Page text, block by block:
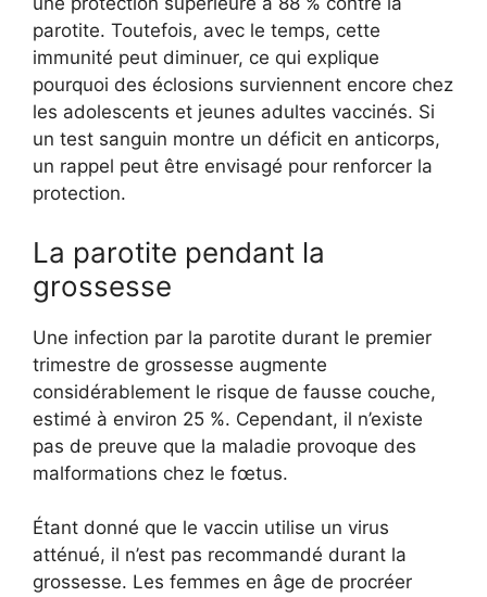
parotite. Toutefois, avec le temps, cette
immunité peut diminuer, ce qui explique
pourquoi des éclosions surviennent encore chez
les adolescents et jeunes adultes vaccinés. Si
un test sanguin montre un déficit en anticorps,
un rappel peut être envisagé pour renforcer la
protection.
La parotite pendant la
grossesse
Une infection par la parotite durant le premier
trimestre de grossesse augmente
considérablement le risque de fausse couche,
estimé à environ 25 %. Cependant, il n’existe
pas de preuve que la maladie provoque des
malformations chez le fœtus.
Étant donné que le vaccin utilise un virus
atténué, il n’est pas recommandé durant la
grossesse. Les femmes en âge de procréer